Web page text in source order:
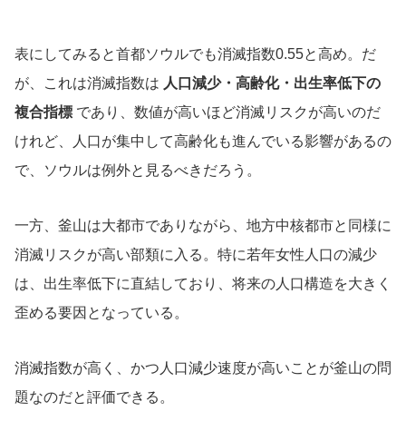
表にしてみると首都ソウルでも消滅指数0.55と高め。だ
が、これは消滅指数は 人口減少・高齢化・出生率低下の
複合指標 であり、数値が高いほど消滅リスクが高いのだ
けれど、人口が集中して高齢化も進んでいる影響があるの
で、ソウルは例外と見るべきだろう。
一方、釜山は大都市でありながら、地方中核都市と同様に
消滅リスクが高い部類に入る。特に若年女性人口の減少
は、出生率低下に直結しており、将来の人口構造を大きく
歪める要因となっている。
消滅指数が高く、かつ人口減少速度が高いことが釜山の問
題なのだと評価できる。